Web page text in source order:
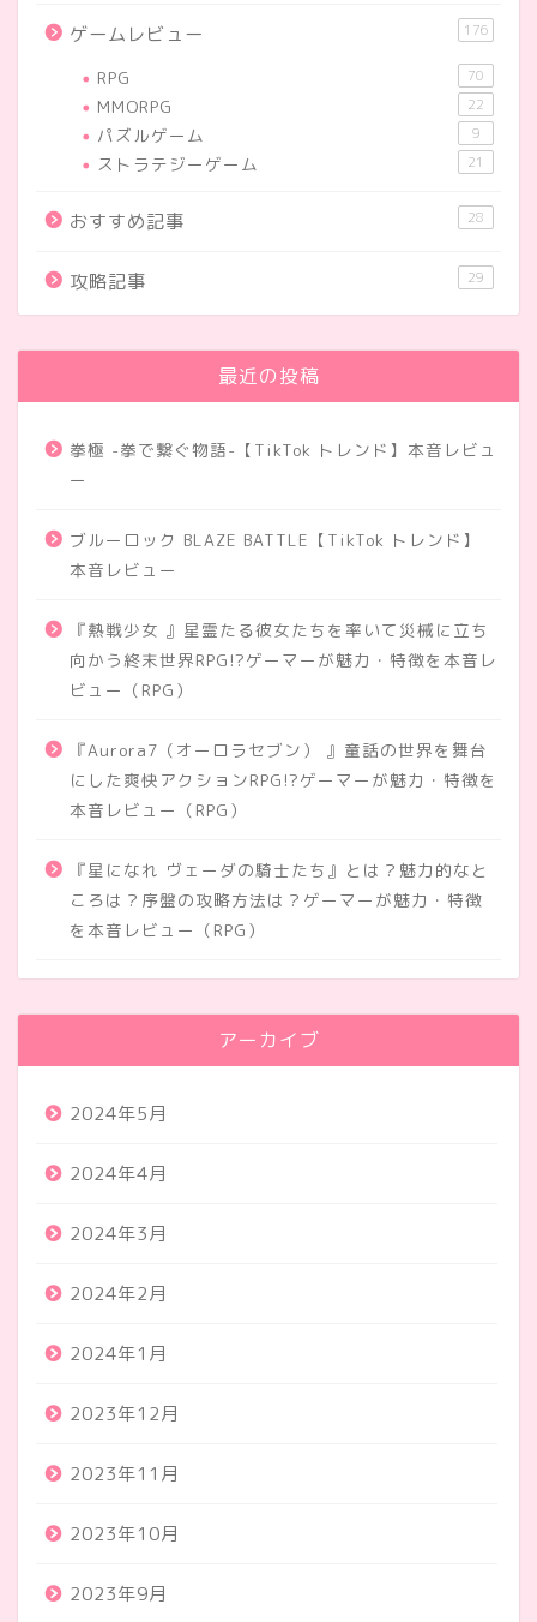
ゲームレビュー 176
RPG 70
MMORPG 22
パズルゲーム 9
ストラテジーゲーム 21
おすすめ記事 28
攻略記事 29
最近の投稿
拳極 -拳で繋ぐ物語-【TikTok トレンド】本音レビュ
ー
ブルーロック BLAZE BATTLE【TikTok トレンド】
本音レビュー
『熱戦少女 』星霊たる彼女たちを率いて災械に立ち
向かう終末世界RPG!?ゲーマーが魅力・特徴を本音レ
ビュー（RPG）
『Aurora7（オーロラセブン） 』童話の世界を舞台
にした爽快アクションRPG!?ゲーマーが魅力・特徴を
本音レビュー（RPG）
『星になれ ヴェーダの騎士たち』とは？魅力的なと
ころは？序盤の攻略方法は？ゲーマーが魅力・特徴
を本音レビュー（RPG）
アーカイブ
2024年5月
2024年4月
2024年3月
2024年2月
2024年1月
2023年12月
2023年11月
2023年10月
2023年9月